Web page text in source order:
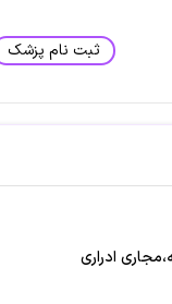
ثبت نام پزشک
ادراری